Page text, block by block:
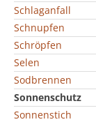
Schlaganfall
Schnupfen
Schröpfen
Selen
Sodbrennen
Sonnenschutz
Sonnenstich